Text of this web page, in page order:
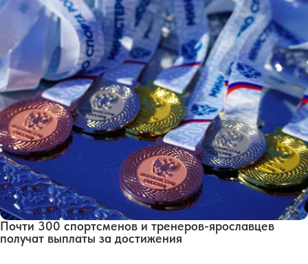
Почти 300 спортсменов и тренеров-ярославцев
получат выплаты за достижения